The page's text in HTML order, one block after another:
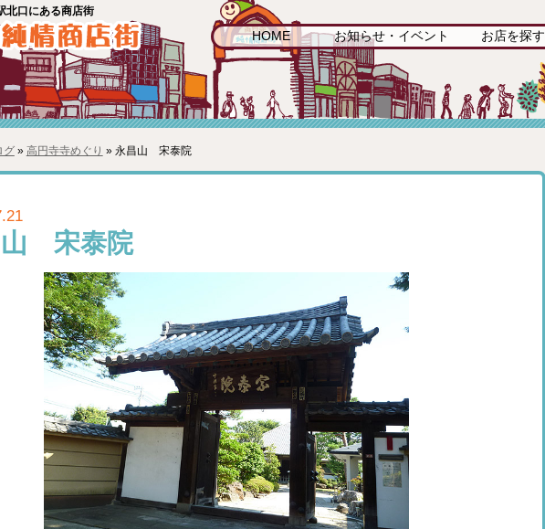
北口にある商店街
HOME お知らせ・イベント お店を探す
グ» 高円寺寺めぐり » 永昌山 宋泰院
山 宋泰院